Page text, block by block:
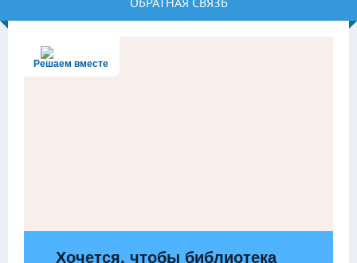
Решаем вместе
Хочется, чтобы библиотека